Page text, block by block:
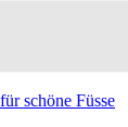
schöne Füsse